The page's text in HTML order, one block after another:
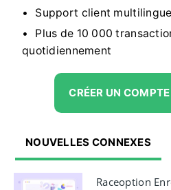
Support client
Plus de 10 000
quotidiennement
CRÉER UN
NOUVELLES CONNEXES
Raceoption